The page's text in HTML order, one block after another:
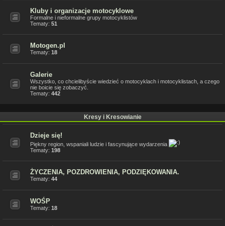
Kluby i organizacje motocyklowe
Formalne i nieformalne grupy motocyklistów
Tematy: 51
Motogen.pl
Tematy: 18
Galerie
Wszystko, co chcielibyście wiedzieć o motocyklach i motocyklistach, a czego
nie boicie się zobaczyć.
Tematy: 442
Kresy i Kresowianie
Dzieje się!
Piękny region, wspaniali ludzie i fascynujące wydarzenia
Tematy: 198
ŻYCZENIA, POZDROWIENIA, PODZIĘKOWANIA.
Tematy: 44
WOŚP
Tematy: 18